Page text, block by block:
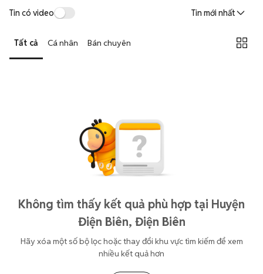
Tin có video Tin mới nhất
Tất cả Cá nhân Bán chuyên
Không tìm thấy kết quả phù hợp tại Huyện
Điện Biên, Điện Biên
Hãy xóa một số bộ lọc hoặc thay đổi khu vực tìm kiếm để xem
nhiều kết quả hơn